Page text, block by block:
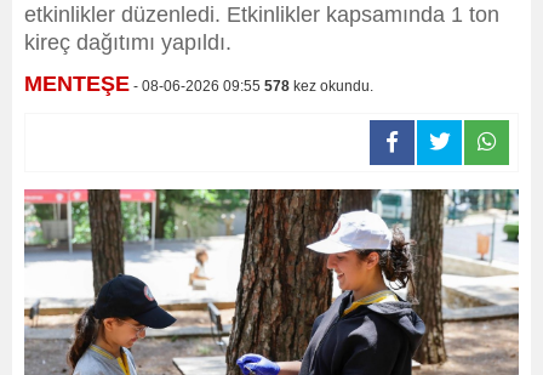
etkinlikler düzenledi. Etkinlikler kapsamında 1 ton
kireç dağıtımı yapıldı.
MENTEŞE - 08-06-2026 09:55 578 kez okundu.